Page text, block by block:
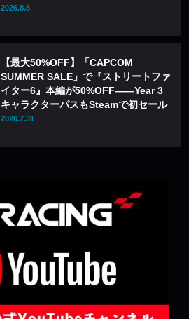
2026.8.8
【最大50%OFF】「CAPCOM
SUMMER SALE」で『ストリートファ
イター6』本編が50%OFF——Year 3
キャラクターパスもSteamで初セール
2026.7.31